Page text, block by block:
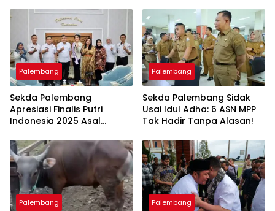
Palembang
Sekda Palembang
Apresiasi Finalis Putri
Indonesia 2025 Asal
Palembang
Sekda Palembang Sidak
Usai Idul Adha: 6 ASN MPP
Tak Hadir Tanpa Alasan!
Palembang Palembang